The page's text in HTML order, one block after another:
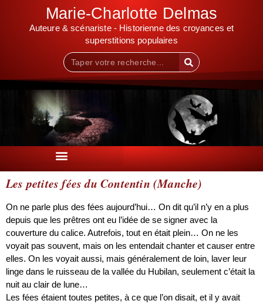
Marie-Charlotte Delmas
Auteure & scénariste - Historienne des croyances et
superstitions populaires
Les petites fées du Contentin (Manche)
On ne parle plus des fées aujourd’hui… On dit qu’il n’y en a plus
depuis que les prêtres ont eu l’idée de se signer avec la
couverture du calice. Autrefois, tout en était plein… On ne les
voyait pas souvent, mais on les entendait chanter et causer entre
elles. On les voyait aussi, mais généralement de loin, laver leur
linge dans le ruisseau de la vallée du Hubilan, seulement c’était la
nuit au clair de lune…
Les fées étaient toutes petites, à ce que l’on disait, et il y avait